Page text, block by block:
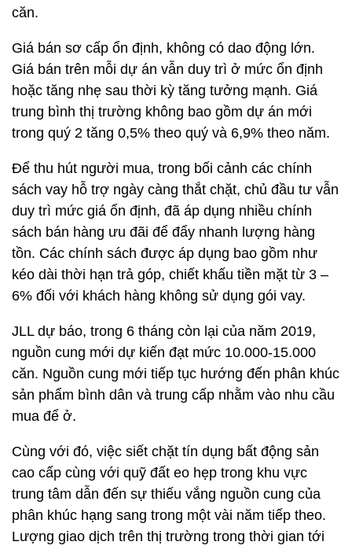
căn.
Giá bán sơ cấp ổn định, không có dao động lớn.
Giá bán trên mỗi dự án vẫn duy trì ở mức ổn định
hoặc tăng nhẹ sau thời kỳ tăng tưởng mạnh. Giá
trung bình thị trường không bao gồm dự án mới
trong quý 2 tăng 0,5% theo quý và 6,9% theo năm.
Để thu hút người mua, trong bối cảnh các chính
sách vay hỗ trợ ngày càng thắt chặt, chủ đầu tư vẫn
duy trì mức giá ổn định, đã áp dụng nhiều chính
sách bán hàng ưu đãi để đẩy nhanh lượng hàng
tồn. Các chính sách được áp dụng bao gồm như
kéo dài thời hạn trả góp, chiết khấu tiền mặt từ 3 –
6% đối với khách hàng không sử dụng gói vay.
JLL dự báo, trong 6 tháng còn lại của năm 2019,
nguồn cung mới dự kiến đạt mức 10.000-15.000
căn. Nguồn cung mới tiếp tục hướng đến phân khúc
sản phẩm bình dân và trung cấp nhằm vào nhu cầu
mua để ở.
Cùng với đó, việc siết chặt tín dụng bất động sản
cao cấp cùng với quỹ đất eo hẹp trong khu vực
trung tâm dẫn đến sự thiếu vắng nguồn cung của
phân khúc hạng sang trong một vài năm tiếp theo.
Lượng giao dịch trên thị trường trong thời gian tới